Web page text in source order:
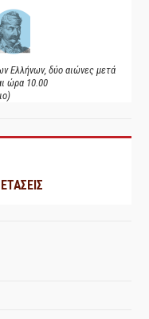
Ελλήνων, δύο αιώνες μετά
ώρα 10.00